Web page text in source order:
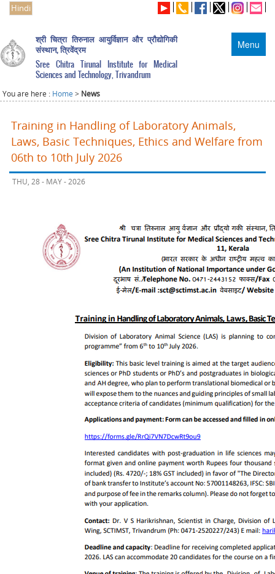
Hindi
Menu
श्री चित्रा तिरुनाल आयुर्विज्ञान और प्रौद्योगिकी
संस्थान, त्रिवेंद्रम
Sree Chitra Tirunal Institute for Medical
Sciences and Technology, Trivandrum
You are here : Home > News
Training in Handling of Laboratory Animals,
Laws, Basic Techniques, Ethics and Welfare from
06th to 10th July 2026
THU, 28 - MAY - 2026